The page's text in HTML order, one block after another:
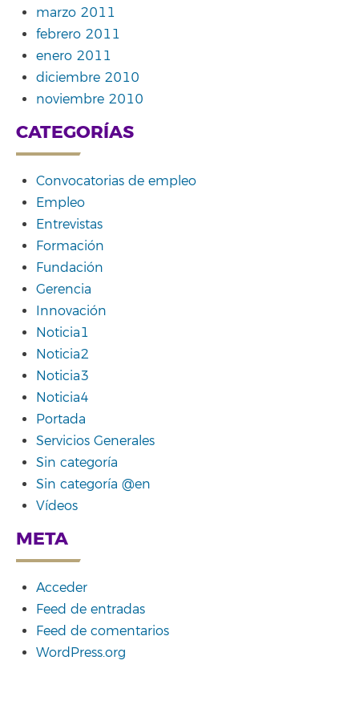
marzo 2011
febrero 2011
enero 2011
diciembre 2010
noviembre 2010
CATEGORÍAS
Convocatorias de empleo
Empleo
Entrevistas
Formación
Fundación
Gerencia
Innovación
Noticia1
Noticia2
Noticia3
Noticia4
Portada
Servicios Generales
Sin categoría
Sin categoría @en
Vídeos
META
Acceder
Feed de entradas
Feed de comentarios
WordPress.org